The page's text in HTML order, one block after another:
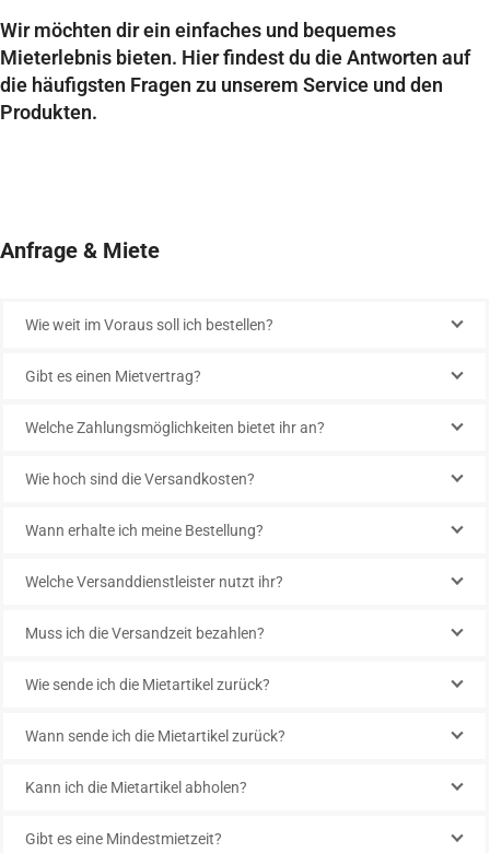
Wir möchten dir ein einfaches und bequemes
Mieterlebnis bieten. Hier findest du die Antworten auf
die häufigsten Fragen zu unserem Service und den
Produkten.
Anfrage & Miete
Wie weit im Voraus soll ich bestellen?
Gibt es einen Mietvertrag?
Welche Zahlungsmöglichkeiten bietet ihr an?
Wie hoch sind die Versandkosten?
Wann erhalte ich meine Bestellung?
Welche Versanddienstleister nutzt ihr?
Muss ich die Versandzeit bezahlen?
Wie sende ich die Mietartikel zurück?
Wann sende ich die Mietartikel zurück?
Kann ich die Mietartikel abholen?
Gibt es eine Mindestmietzeit?